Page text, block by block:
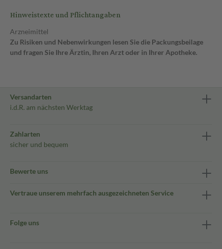
Hinweistexte und Pflichtangaben
Arzneimittel
Zu Risiken und Nebenwirkungen lesen Sie die Packungsbeilage
und fragen Sie Ihre Ärztin, Ihren Arzt oder in Ihrer Apotheke.
Versandarten
i.d.R. am nächsten Werktag
Zahlarten
sicher und bequem
Bewerte uns
Vertraue unserem mehrfach ausgezeichneten Service
Folge uns